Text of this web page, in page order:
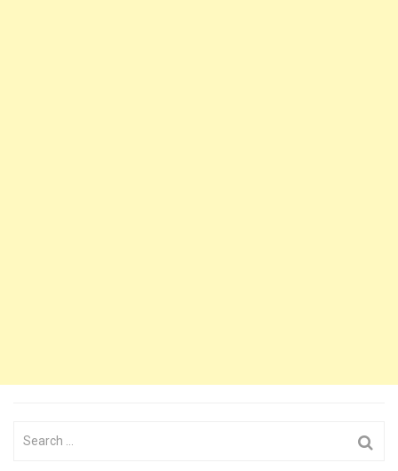
Search